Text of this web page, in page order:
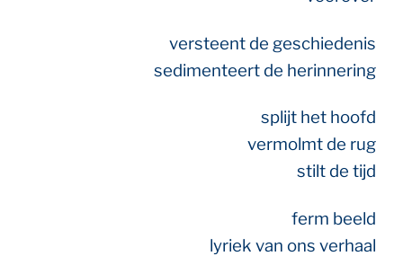
versteent de geschiedenis
sedimenteert de herinnering
splijt het hoofd
vermolmt de rug
stilt de tijd
ferm beeld
lyriek van ons verhaal